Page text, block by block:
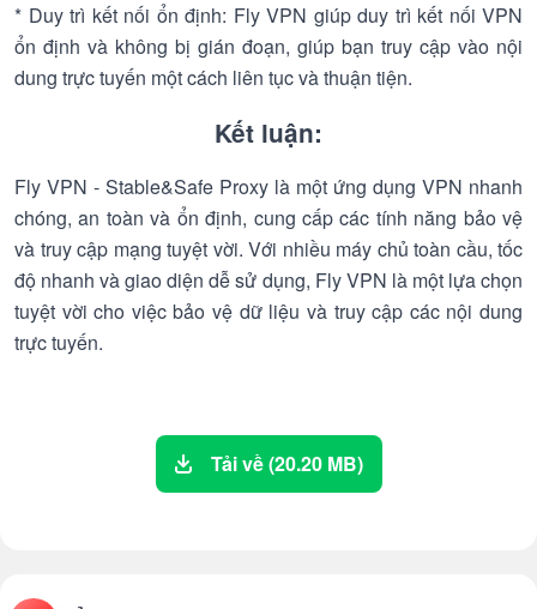
* Duy trì kết nối ổn định: Fly VPN giúp duy trì kết nối VPN
ổn định và không bị gián đoạn, giúp bạn truy cập vào nội
dung trực tuyến một cách liên tục và thuận tiện.
Kết luận:
Fly VPN - Stable&Safe Proxy là một ứng dụng VPN nhanh
chóng, an toàn và ổn định, cung cấp các tính năng bảo vệ
và truy cập mạng tuyệt vời. Với nhiều máy chủ toàn cầu, tốc
độ nhanh và giao diện dễ sử dụng, Fly VPN là một lựa chọn
tuyệt vời cho việc bảo vệ dữ liệu và truy cập các nội dung
trực tuyến.
Tải về (20.20 MB)